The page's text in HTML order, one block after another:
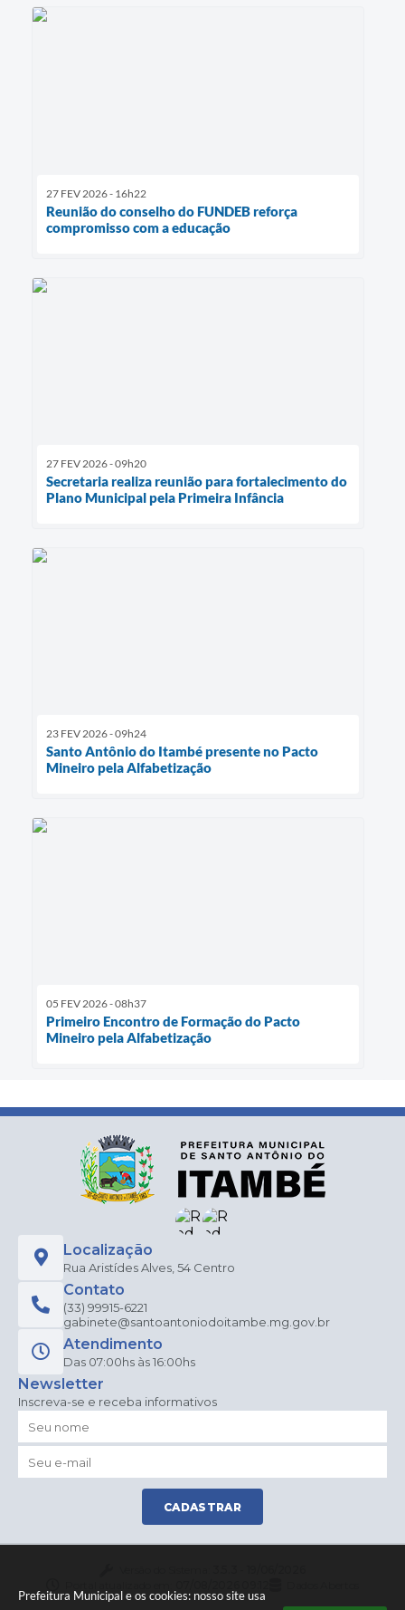
Prefeitura Municipal e os cookies: nosso site usa
27 FEV 2026 - 16h22
Reunião do conselho do FUNDEB reforça
compromisso com a educação
27 FEV 2026 - 09h20
Secretaria realiza reunião para fortalecimento do
Plano Municipal pela Primeira Infância
23 FEV 2026 - 09h24
Santo Antônio do Itambé presente no Pacto
Mineiro pela Alfabetização
05 FEV 2026 - 08h37
Primeiro Encontro de Formação do Pacto
Mineiro pela Alfabetização
Localização
Rua Aristídes Alves, 54 Centro
Contato
(33) 99915-6221
gabinete@santoantoniodoitambe.mg.gov.br
Atendimento
Das 07:00hs às 16:00hs
Newsletter
Inscreva-se e receba informativos
CADASTRAR